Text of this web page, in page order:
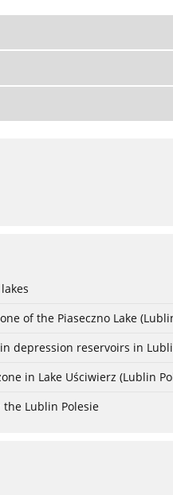
of the Piaseczno Lake
depression reservoirs in
in Lake Uściwierz (Lublin
the Lublin Polesie